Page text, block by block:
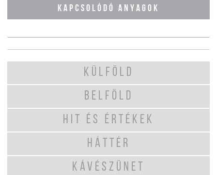
KAPCSOLÓDÓ ANYAGOK
KÜLFÖLD
BELFÖLD
HIT ÉS ÉRTÉKEK
HÁTTÉR
KÁVÉSZÜNET